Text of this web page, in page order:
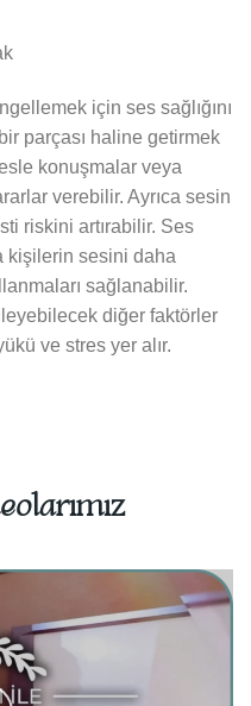
için ses sağlığını
parçası haline getirmek
konuşmalar veya
verebilir. Ayrıca sesin
riskini artırabilir. Ses
kişilerin sesini daha
sağlanabilir.
diğer faktörler
ve stres yer alır.